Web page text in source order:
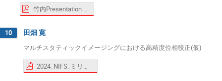
竹内Presentation @NIFS研究会(Dec 26, 2024) -rev for poster Jan 23-24.pdf
10 田畑 寛
マルチスタティックイメージングにおける高精度位相較正(仮)
2024_NIFS_ミリ波_田畑.pdf